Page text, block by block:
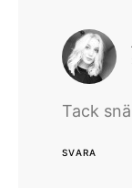
Tack
SVARA